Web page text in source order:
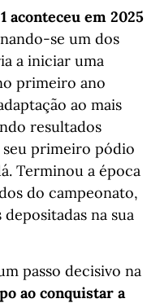
aconteceu em 2025
se um dos
a iniciar uma
primeiro ano
ao mais
resultados
seu primeiro pódio
Terminou a época
do campeonato,
na sua
passo decisivo na
ao conquistar a